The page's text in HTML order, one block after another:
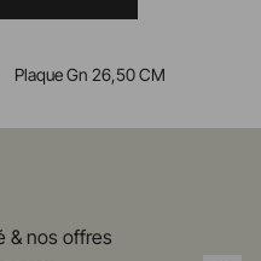
Plaque Gn 26,50 CM
& nos offres